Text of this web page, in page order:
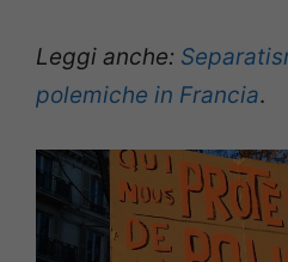
Leggi anche:
polemiche in Francia.